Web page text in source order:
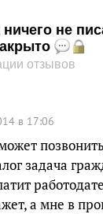
ничего не
отзывов
в 17:06
задача
а мне в